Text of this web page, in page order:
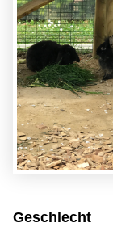
Geschlecht